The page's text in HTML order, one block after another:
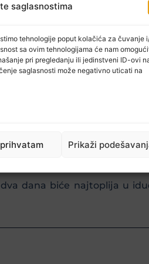
saglasnostima
tehnologije poput kolačića za čuvanje
sa ovim tehnologijama će nam
pri pregledanju ili jedinstveni ID-ovi
saglasnosti može negativno uticati na
Prikaži
krajeva tokom subote
hladan zrak još
ponovo biti ostvareni i
u april, a tokom
repom’.
dijelu aprila trebali bismo
ni da krajem aprila
postoje naznake da
dana biće najtoplija u